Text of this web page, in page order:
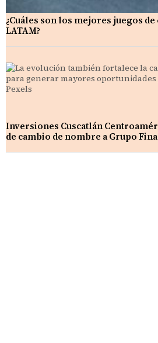
¿Cuáles son los mejores juegos
LATAM?
Inversiones Cuscatlán
de cambio de nombre a Grupo